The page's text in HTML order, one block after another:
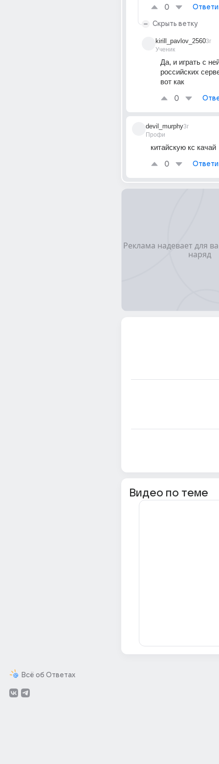
Всё об Ответах
0
Скрыть ветку
kirill_pavlov_2560
Ученик
3г
Да, и играть с
российских
вот как
0
devil_murphy
Профи
3г
китайскую кс качай
0
Видео по теме